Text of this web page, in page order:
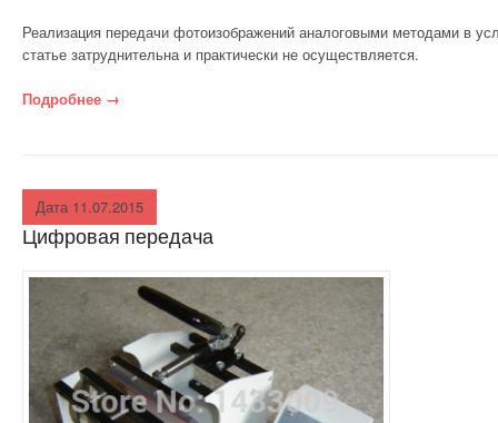
Реализация передачи фото­изображений аналоговыми методами в
статье за­труднительна и практически не осуществляется.
Подробнее «Реализация передачи фото­изображений
→
Дата 11.07.2015
Цифровая передача